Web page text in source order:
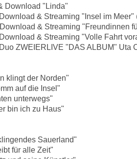
Download "Linda"
& Streaming "Insel im Meer"
& Streaming "Freundinnen
& Streaming "Volle Fahrt
ZWEIERLIVE "DAS ALBUM" Uta
klingt der Norden"
auf die Insel"
unterwegs"
bin ich zu Haus"
Sauerland"
für alle Zeit"